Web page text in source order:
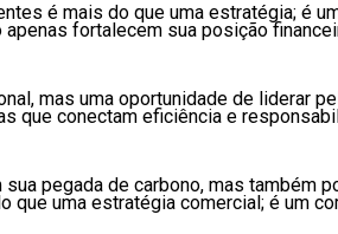
é mais do que uma estratégia; é
fortalecem sua posição
mas uma oportunidade de liderar
que conectam eficiência e
pegada de carbono, mas também
uma estratégia comercial; é um